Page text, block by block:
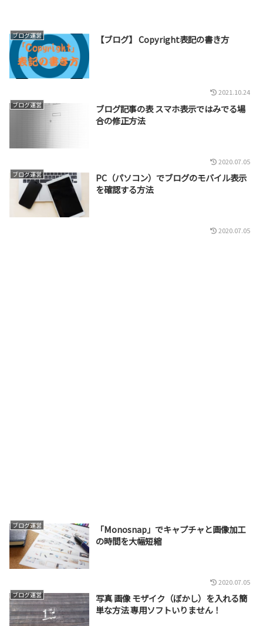
ブログ運営 【ブログ】 Copyright表記の書き方
2021.10.24
ブログ運営
ブログ記事の表 スマホ表示ではみでる場
合の修正方法
2020.07.05
ブログ運営
PC（パソコン）でブログのモバイル表示
を確認する方法
2020.07.05
ブログ運営
「Monosnap」でキャプチャと画像加工
の時間を大幅短縮
2020.07.05
ブログ運営
写真 画像 モザイク（ぼかし）を入れる簡
単な方法 専用ソフトいりません！